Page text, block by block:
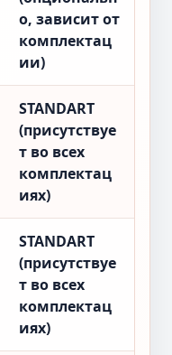
о, зависит от
комплектац
ии)
STANDART
(присутствуе
т во всех
комплектац
иях)
STANDART
(присутствуе
т во всех
комплектац
иях)